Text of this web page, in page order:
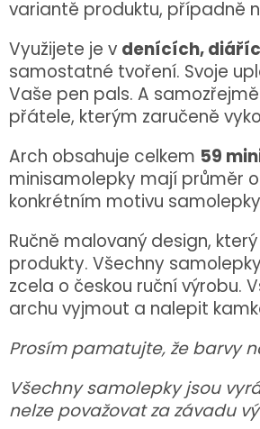
variantě produktu, případně
Využijete je v denících,
samostatné tvoření. Svoje
Vaše pen pals. A
přátele, kterým zaručeně
Arch obsahuje celkem 59
minisamolepky mají průměr
konkrétním motivu
Ručně malovaný design,
produkty. Všechny
zcela o českou ruční výrobu.
archu vyjmout a nalepit
Prosím pamatujte, že barvy
Všechny samolepky jsou
nelze považovat za závadu